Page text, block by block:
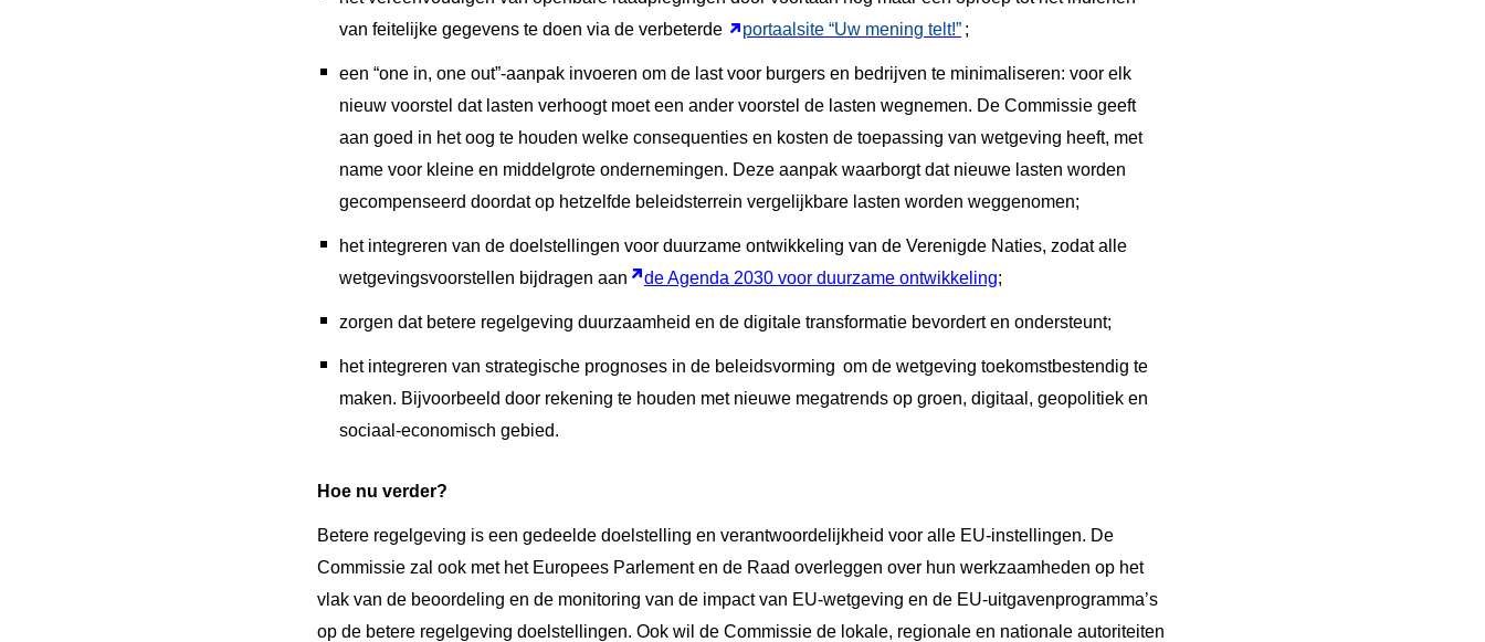
van feitelijke gegevens te doen via de verbeterde
portaalsite “Uw mening telt!” ;
een “one in, one out”-aanpak invoeren om de last voor burgers en bedrijven te minimaliseren: voor elk
nieuw voorstel dat lasten verhoogt moet een ander voorstel de lasten wegnemen. De Commissie geeft
aan goed in het oog te houden welke consequenties en kosten de toepassing van wetgeving heeft, met
name voor kleine en middelgrote ondernemingen. Deze aanpak waarborgt dat nieuwe lasten worden
gecompenseerd doordat op hetzelfde beleidsterrein vergelijkbare lasten worden weggenomen;
het integreren van de doelstellingen voor duurzame ontwikkeling van de Verenigde Naties, zodat alle
wetgevingsvoorstellen bijdragen aan
de Agenda 2030 voor duurzame ontwikkeling;
zorgen dat betere regelgeving duurzaamheid en de digitale transformatie bevordert en ondersteunt;
het integreren van strategische prognoses in de beleidsvorming om de wetgeving toekomstbestendig te
maken. Bijvoorbeeld door rekening te houden met nieuwe megatrends op groen, digitaal, geopolitiek en
sociaal-economisch gebied.
Hoe nu verder?
Betere regelgeving is een gedeelde doelstelling en verantwoordelijkheid voor alle EU-instellingen. De
Commissie zal ook met het Europees Parlement en de Raad overleggen over hun werkzaamheden op het
vlak van de beoordeling en de monitoring van de impact van EU-wetgeving en de EU-uitgavenprogramma’s
op de betere regelgeving doelstellingen. Ook wil de Commissie de lokale, regionale en nationale autoriteiten